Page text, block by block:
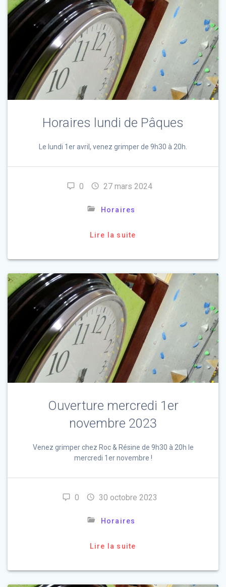
Horaires lundi de Pâques
Le lundi 1er avril, venez grimper de 9h30 à 20h.
0 27 mars 2024
Horaires
Lire la suite
Ouverture mercredi 1er
novembre 2023
Venez grimper chez Roc & Résine de 9h30 à 20h le
mercredi 1er novembre !
0 30 octobre 2023
Horaires
Lire la suite